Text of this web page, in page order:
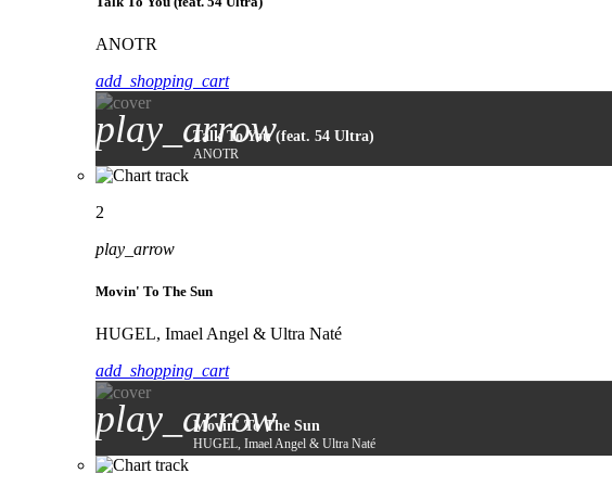
ANOTR
add_shopping_cart
play_arrowTalk To You (feat. 54 Ultra)
ANOTR
2
play_arrow
Movin' To The Sun
HUGEL, Imael Angel & Ultra Naté
add_shopping_cart
play_arrow
Movin' To The Sun
HUGEL, Imael Angel & Ultra Naté